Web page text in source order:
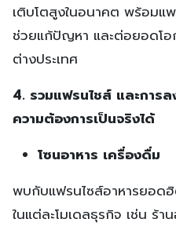
เติบโตสูงในอนาคต พร้อมแ
ช่วยแก้ปัญหา และต่อยอดโอ
ต่างประเทศ
4. รวมแฟรนไชส์ และการ
ความต้องการเป็นจริงได้
โซนอาหาร เครื่องดื่ม
พบกับแฟรนไซส์อาหารยอด
ในแต่ละโมเดลธุรกิจ เช่น ร้